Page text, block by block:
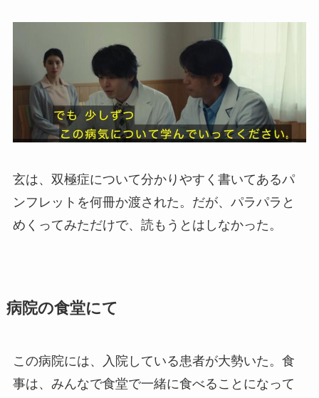
玄は、双極症について分かりやすく書いてあるパ
ンフレットを何冊か渡された。だが、パラパラと
めくってみただけで、読もうとはしなかった。
病院の食堂にて
この病院には、入院している患者が大勢いた。食
事は、みんなで食堂で一緒に食べることになって